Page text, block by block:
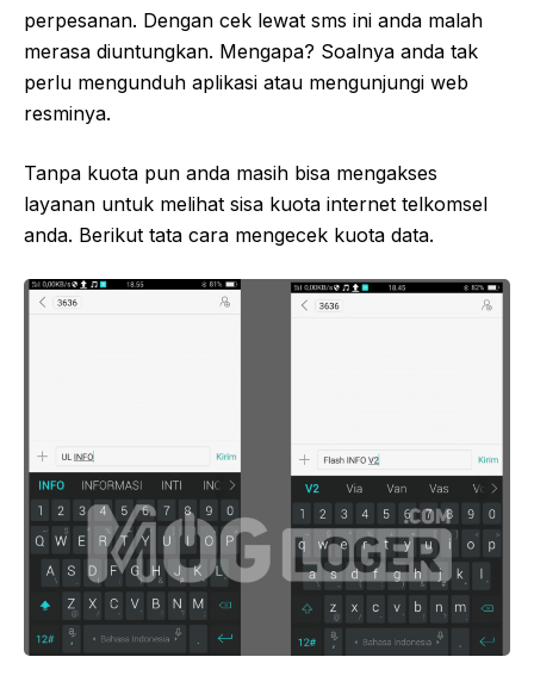
perpesanan. Dengan cek lewat sms ini anda malah
merasa diuntungkan. Mengapa? Soalnya anda tak
perlu mengunduh aplikasi atau mengunjungi web
resminya.
Tanpa kuota pun anda masih bisa mengakses
layanan untuk melihat sisa kuota internet telkomsel
anda. Berikut tata cara mengecek kuota data.